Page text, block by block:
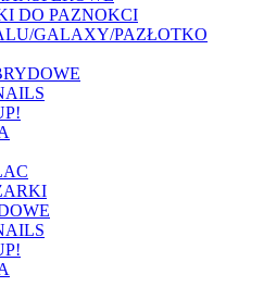
DO PAZNOKCI
GALAXY/PAZŁOTKO